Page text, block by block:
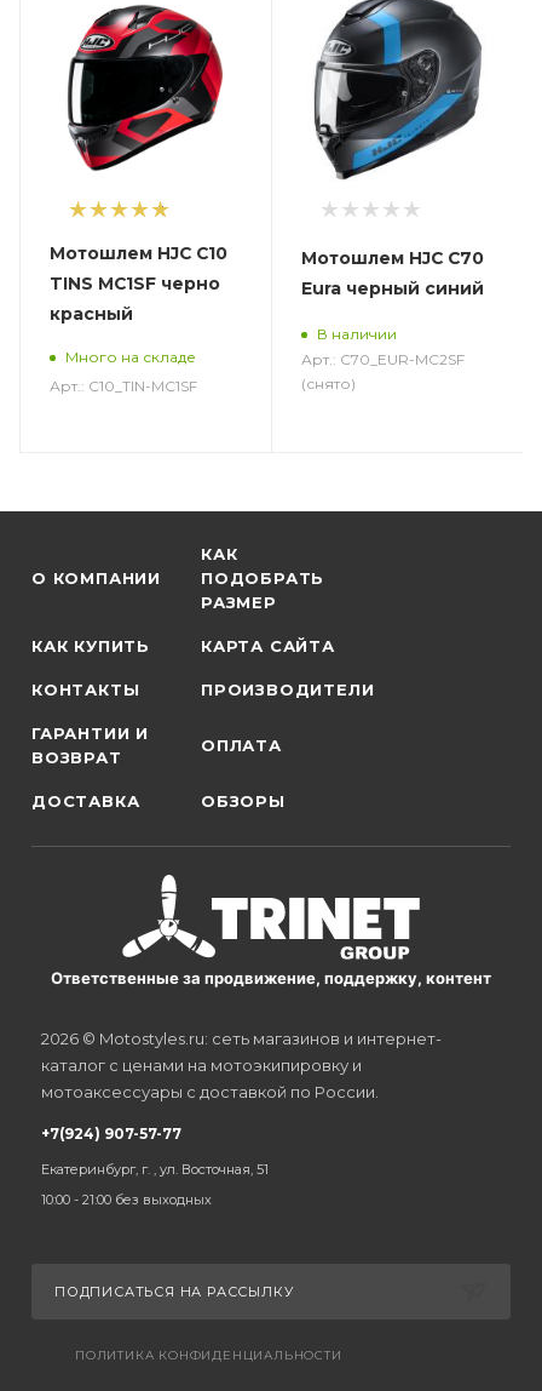
1
Мотошлем HJC C10
TINS MC1SF черно
красный
Много на складе
Арт.: C10_TIN-MC1SF
Мотошлем HJC C70
Eura черный синий
В наличии
Арт.: C70_EUR-MC2SF
(снято)
О КОМПАНИИ
КАК
ПОДОБРАТЬ
РАЗМЕР
КАК КУПИТЬ КАРТА САЙТА
КОНТАКТЫ ПРОИЗВОДИТЕЛИ
ГАРАНТИИ И
ВОЗВРАТ
ОПЛАТА
ДОСТАВКА ОБЗОРЫ
Ответственные за продвижение, поддержку, контент
2026 © Motostyles.ru: сеть магазинов и интернет-
каталог с ценами на мотоэкипировку и
мотоаксессуары с доставкой по России.
+7(924) 907-57-77
Екатеринбург, г. , ул. Восточная, 51
10:00 - 21:00 без выходных
ПОДПИСАТЬСЯ НА РАССЫЛКУ
ПОЛИТИКА КОНФИДЕНЦИАЛЬНОСТИ